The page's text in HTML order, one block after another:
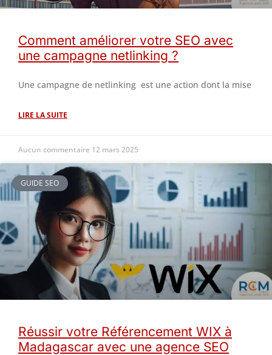
Comment améliorer votre SEO avec
une campagne netlinking ?
Une campagne de netlinking est une action dont la mise
LIRE LA SUITE
Aucun commentaire 12 mars 2025
GUIDE SEO
Réussir votre Référencement WIX à
Madagascar avec une agence SEO